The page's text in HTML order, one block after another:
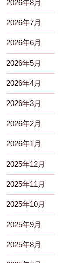
2026年8月
2026年7月
2026年6月
2026年5月
2026年4月
2026年3月
2026年2月
2026年1月
2025年12月
2025年11月
2025年10月
2025年9月
2025年8月